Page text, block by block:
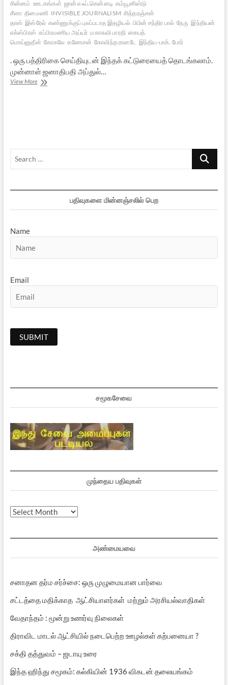
சின்னம் ஊடகங்கள் ஜான் எஃப்.கென்னடி கம்யூனிஸ்டு
சீனா தினமணி INVISIBLE JOURNALISM சித்தரஞ்சன்
தாஸ் இஸ்ரேல் கண்ணுக்குப் புலப்படாத இதழியல் பிபின் சந்திர பால் நேரு இந்தியன்
எக்ஸ்பிரஸ் சுப்பிரமணிய அய்யர் மகாகவி பாரதி சையத்
மொய்னுதீன் கோகலே கணேசன் கோவிந்த ரானடே இந்திய-பாக். போர்
. ஒரு பத்திரிகை செய்தியுடன் இந்தக் கட்டுரையைத் தொடங்கலாம்.
முன்னாள் ஜனாதிபதி அப்துல்…
View Moreஓர்
Search
பதிவுகளை மின்னஞ்சலில் பெற
Name
Email
சமூகசேவை
முந்தைய பதிவுகள்
முந்தைய
அண்மையவை
சனாதன தர்ம சர்ச்சை: ஒரு முழுமையான பார்வை
சட்டத்தை மதிக்காத ஆட்சியாளர்கள் மற்றும் அரசியல்வாதிகள்
வேதாந்தம் : மூன்று உணர்வு நிலைகள்
திராவிட மாடல் ஆட்சியில் நடைபெற்ற ஊழல்கள் கற்பனையா ?
சக்தி தத்துவம் – ஜடாயு உரை
இந்த ஹிந்து சமூகம்: கல்கியின் 1936 விகடன் தலையங்கம்